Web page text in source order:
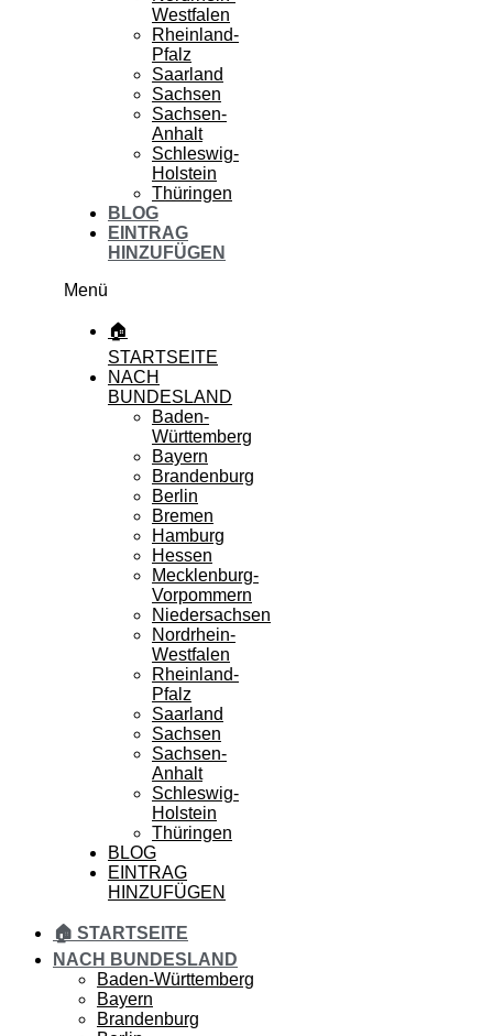
Westfalen
Rheinland-
Pfalz
Saarland
Sachsen
Sachsen-
Anhalt
Schleswig-
Holstein
Thüringen
BLOG
EINTRAG
HINZUFÜGEN
Menü
🏠
STARTSEITE
NACH
BUNDESLAND
Baden-
Württemberg
Bayern
Brandenburg
Berlin
Bremen
Hamburg
Hessen
Mecklenburg-
Vorpommern
Niedersachsen
Nordrhein-
Westfalen
Rheinland-
Pfalz
Saarland
Sachsen
Sachsen-
Anhalt
Schleswig-
Holstein
Thüringen
BLOG
EINTRAG
HINZUFÜGEN
🏠 STARTSEITE
NACH BUNDESLAND
Baden-Württemberg
Bayern
Brandenburg